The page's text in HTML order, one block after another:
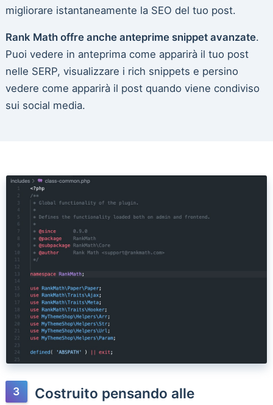
migliorare istantaneamente la SEO del tuo post.
Rank Math offre anche anteprime snippet avanzate.
Puoi vedere in anteprima come apparirà il tuo post
nelle SERP, visualizzare i rich snippets e persino
vedere come apparirà il post quando viene condiviso
sui social media.
Costruito pensando alle